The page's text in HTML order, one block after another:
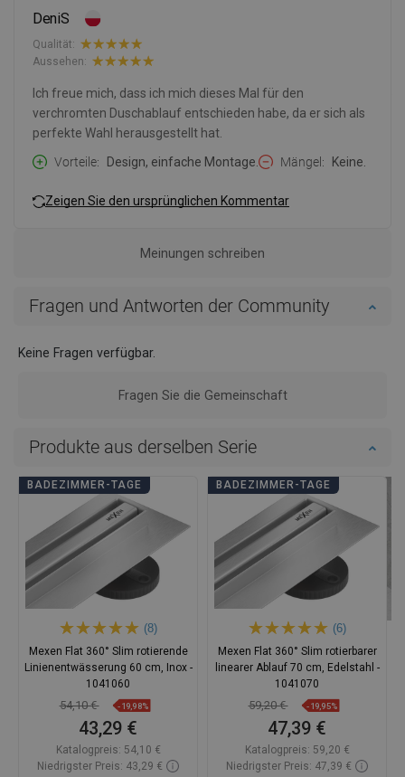
DeniS
Qualität:
Aussehen:
Ich freue mich, dass ich mich dieses Mal für den
verchromten Duschablauf entschieden habe, da er sich als
perfekte Wahl herausgestellt hat.
Vorteile
Design, einfache Montage. Mängel Keine.
Zeigen Sie den ursprünglichen Kommentar
Meinungen schreiben
Fragen und Antworten der Community
Keine Fragen verfügbar.
Fragen Sie die Gemeinschaft
Produkte aus derselben Serie
BADEZIMMER-TAGE
(8)
Mexen Flat 360° Slim rotierende
Linienentwässerung 60 cm, Inox -
1041060
54,10 € -19,98%
43,29 €
Katalogpreis: 54,10 €
Niedrigster Preis: 43,29 €
BADEZIMMER-TAGE
(6)
Mexen Flat 360° Slim rotierbarer
linearer Ablauf 70 cm, Edelstahl -
1041070
59,20 € -19,95%
47,39 €
Katalogpreis: 59,20 €
Niedrigster Preis: 47,39 €